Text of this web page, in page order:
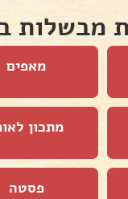
מבשלות
מאפים
מתכון
פסטה